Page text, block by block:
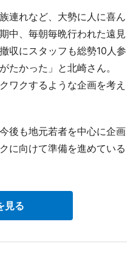
連れなど、大勢に人に喜ん
中、毎朝毎晩行われた遠見
収にスタッフも総勢10人参
たかった」と北崎さん。
ワクするような企画を考え
後も地元若者を中心に企画
に向けて準備を進めている
見る